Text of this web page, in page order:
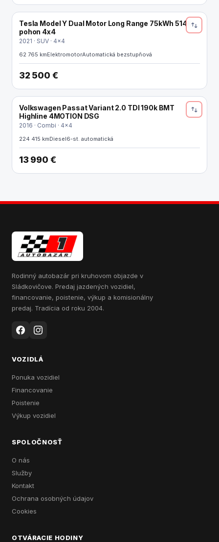
ELEKTRO
Tesla Model Y Dual Motor Long Range 75kWh 514k
pohon 4x4
2021 · SUV · 4x4
62 765 kmElektromotorAutomatická bezstupňová
32 500 €
Volkswagen Passat Variant 2.0 TDI 190k BMT
Highline 4MOTION DSG
2016 · Combi · 4x4
224 415 kmDiesel6-st. automatická
13 990 €
Rodinný autobazár pri kruhovom objazde v
Sládkovičove. Predaj jazdených vozidiel,
financovanie, poistenie, výkup a komisionálny
predaj. Tradícia od roku 2004.
VOZIDLÁ
Ponuka vozidiel
Financovanie
Poistenie
Výkup vozidiel
SPOLOČNOSŤ
O nás
Služby
Kontakt
Ochrana osobných údajov
Cookies
OTVÁRACIE HODINY